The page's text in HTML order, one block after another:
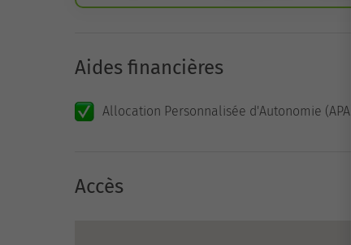
Aides financières
Allocation Personnalisée d'Autonomie (APA)
Accès